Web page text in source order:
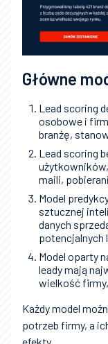
Główne
Lead scoring
osobowe i
branżę,
Lead scoring
maili,
Model
sztucznej
danych
potencjalnych
Model oparty
leady mają
wielkość
Każdy model
potrzeb firmy, a